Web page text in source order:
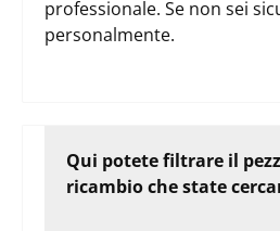
professionale. Se non sei
personalmente.
Qui potete filtrare il
ricambio che state